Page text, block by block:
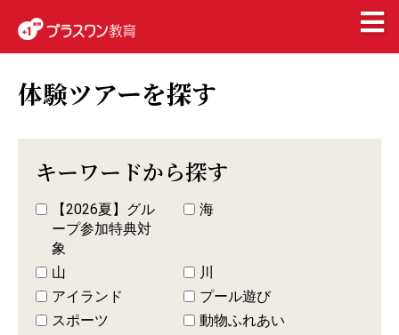
体験ツアーを探す
キーワードから探す
【2026夏】グル
ープ参加特典対
象
海ㅤ
山
川
アイランド
プール遊び
スポーツ
動物ふれあい